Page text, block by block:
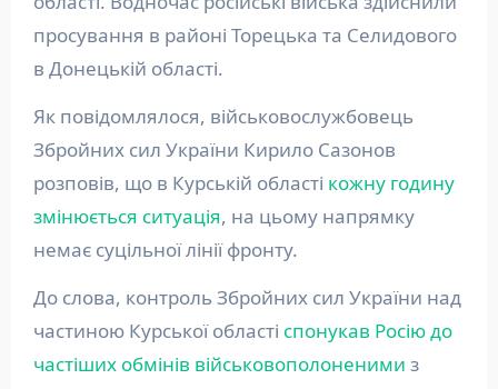
просування в районі Торецька та Селидового
в Донецькій області.
Як повідомлялося, військовослужбовець
Збройних сил України Кирило Сазонов
розповів, що в Курській області кожну годину
змінюється ситуація, на цьому напрямку
немає суцільної лінії фронту.
До слова, контроль Збройних сил України над
частиною Курської області спонукав Росію до
частіших обмінів військовополоненими з